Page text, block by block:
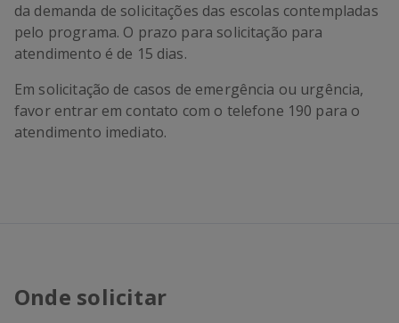
da demanda de solicitações das escolas contempladas
pelo programa. O prazo para solicitação para
atendimento é de 15 dias.
Em solicitação de casos de emergência ou urgência,
favor entrar em contato com o telefone 190 para o
atendimento imediato.
Onde solicitar